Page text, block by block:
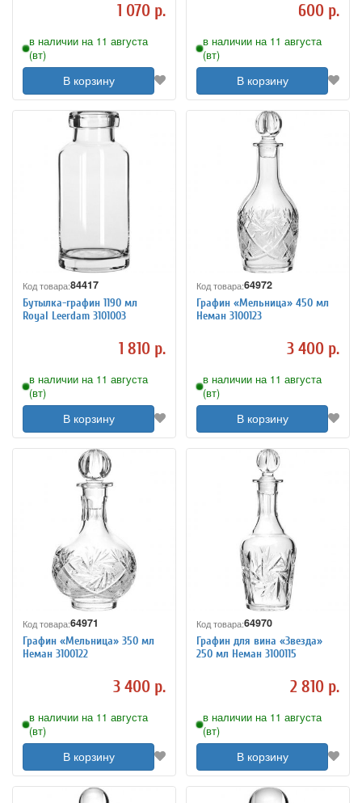
1 070 р.
в наличии на 11 августа
(вт)
В корзину
600 р.
в наличии на 11 августа
(вт)
В корзину
Код товара:84417
Бутылка-графин 1190 мл
Royal Leerdam 3101003
1 810 р.
в наличии на 11 августа
(вт)
В корзину
Код товара:64972
Графин «Мельница» 450 мл
Неман 3100123
3 400 р.
в наличии на 11 августа
(вт)
В корзину
Код товара:64971
Графин «Мельница» 350 мл
Неман 3100122
3 400 р.
в наличии на 11 августа
(вт)
В корзину
Код товара:64970
Графин для вина «Звезда»
250 мл Неман 3100115
2 810 р.
в наличии на 11 августа
(вт)
В корзину